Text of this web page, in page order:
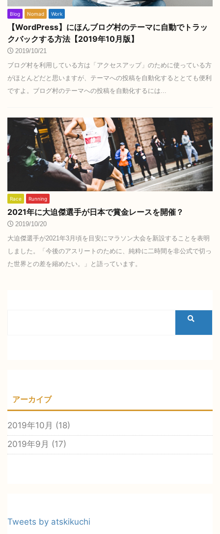
Blog Nomad Work
【WordPress】にほんブログ村のテーマに自動でトラッ
クバックする方法【2019年10月版】
2019/10/21
ブログ村を利用している方は「アクセスアップ」のために使っている方
がほとんどだと思いますが、テーマへの投稿を自動化するととても便利
ですよ。ブログ村のテーマへの投稿を自動化するには...
Race Running
2021年に大迫傑選手が日本で賞金レースを開催？
2019/10/20
大迫傑選手が2021年3月頃を目安にマラソン大会を新設することを表明
しました。「今後のアスリートのために、純粋に二時間を非公式で切っ
た世界との差を縮めたい。」と語っています。
アーカイブ
2019年10月 (18)
2019年9月 (17)
Tweets by atskikuchi